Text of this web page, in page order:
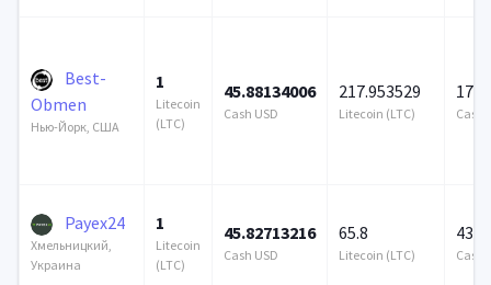
Best-
Obmen
Нью-Йорк, США
1
Litecoin
(LTC)
45.88134006
Cash USD
217.953529
Litecoin (LTC)
172
Cash
Payex24
Хмельницкий,
Украина
1
Litecoin
(LTC)
45.82713216
Cash USD
65.8
Litecoin (LTC)
437
Cash